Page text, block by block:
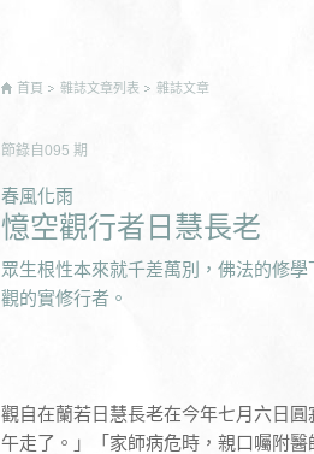
首頁 雜誌文章列表 雜誌文章
節錄自 095 期
春風化雨
憶空觀行者日慧長老
眾生根性本來就千差萬別，佛法的修
觀的實修行者。
觀自在蘭若日慧長老在今年七月六日
午走了。」「家師病危時，親口囑附